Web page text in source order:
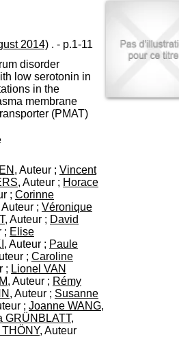
Contact
+33(0)4 37 91 54 65
Fax:
2014) . - p.1-11
disorder
low serotonin in
in the
membrane
(PMAT)
, Auteur ; Vincent
, Auteur ; Horace
; Corinne
Auteur ; Véronique
, Auteur ; David
; Elise
, Auteur ; Paule
; Caroline
; Lionel VAN
, Auteur ; Rémy
, Auteur ; Susanne
; Joanne WANG,
GRÜNBLATT,
THÖNY, Auteur